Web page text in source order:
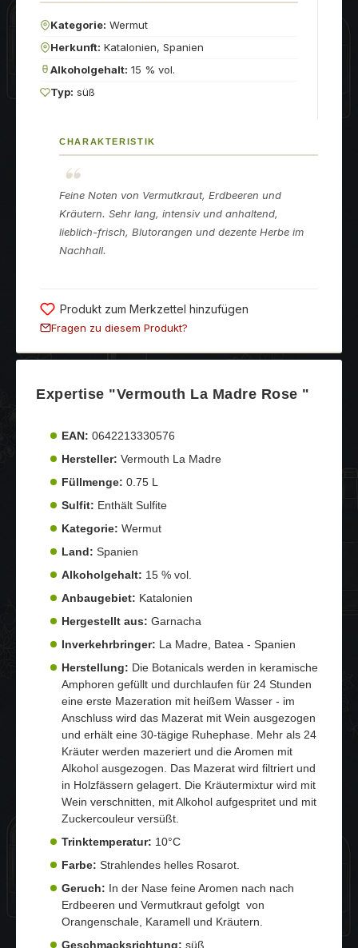
Kategorie: Wermut
Herkunft: Katalonien, Spanien
Alkoholgehalt: 15 % vol.
Typ: süß
CHARAKTERISTIK
Feine Noten von Vermutkraut, Erdbeeren und
Kräutern. Sehr lang, intensiv und anhaltend,
lieblich-frisch, Blutorangen und dezente Herbe im
Nachhall.
Produkt zum Merkzettel hinzufügen
Fragen zu diesem Produkt?
Expertise "Vermouth La Madre Rose "
EAN: 0642213330576
Hersteller: Vermouth La Madre
Füllmenge: 0.75 L
Sulfit: Enthält Sulfite
Kategorie: Wermut
Land: Spanien
Alkoholgehalt: 15 % vol.
Anbaugebiet: Katalonien
Hergestellt aus: Garnacha
Inverkehrbringer: La Madre, Batea - Spanien
Herstellung: Die Botanicals werden in keramische
Amphoren gefüllt und durchlaufen für 24 Stunden
eine erste Mazeration mit heißem Wasser - im
Anschluss wird das Mazerat mit Wein ausgezogen
und erhält eine 30-tägige Ruhephase. Mehr als 24
Kräuter werden mazeriert und die Aromen mit
Alkohol ausgezogen. Das Mazerat wird filtriert und
in Holzfässern gelagert. Die Kräutermixtur wird mit
Wein verschnitten, mit Alkohol aufgespritet und mit
Zuckercouleur versüßt.
Trinktemperatur: 10°C
Farbe: Strahlendes helles Rosarot.
Geruch: In der Nase feine Aromen nach nach
Erdbeeren und Vermutkraut gefolgt von
Orangenschale, Karamell und Kräutern.
Geschmacksrichtung: süß